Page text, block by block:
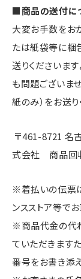
■商品の送付に
大変お手数をお
たは紙袋等に梱
送りくださいま
も問題ございま
紙のみ）をお送り
〒461-8721 名
式会社 商品回
※着払いの伝票
ンスストア等で
※商品代金の代
ていただきます
番号をお書き添